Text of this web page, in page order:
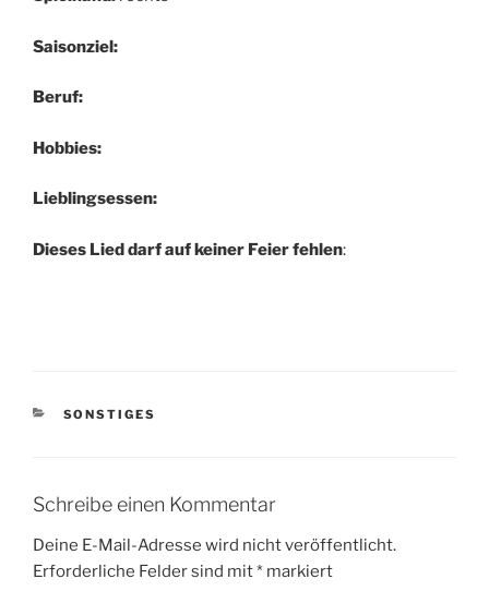
Saisonziel:
Beruf:
Hobbies:
Lieblingsessen:
Dieses Lied darf auf keiner Feier fehlen:
KATEGORIEN
SONSTIGES
Schreibe einen Kommentar
Deine E-Mail-Adresse wird nicht veröffentlicht.
Erforderliche Felder sind mit* markiert